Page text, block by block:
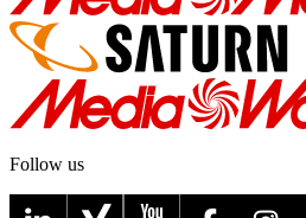
Follow us